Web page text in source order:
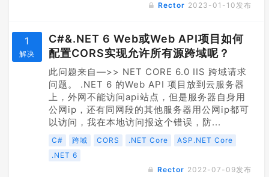
Rector 2023-01-10发布
1
解决
C#&.NET 6 Web或Web API项目如何
配置CORS实现允许所有源跨域呢？
此问题来自—>> NET CORE 6.0 IIS 跨域请求
问题。 .NET 6 的Web API 项目放到云服务器
上，外网不能访问api站点，但是服务器自身用
公网ip，还有同网段的其他服务器用公网ip都可
以访问，我在本地访问报这个错误，防...
C# 跨域 CORS .NET Core
ASP.NET Core
.NET 6
Rector 2022-07-09发布